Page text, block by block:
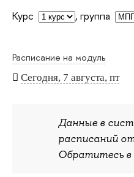
Расписание на модуль
Сегодня, 7 августа, пт
Курс , группа
Данные в
расписаний
Обратитесь в